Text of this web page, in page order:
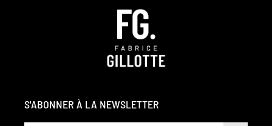
S'ABONNER À LA NEWSLETTER